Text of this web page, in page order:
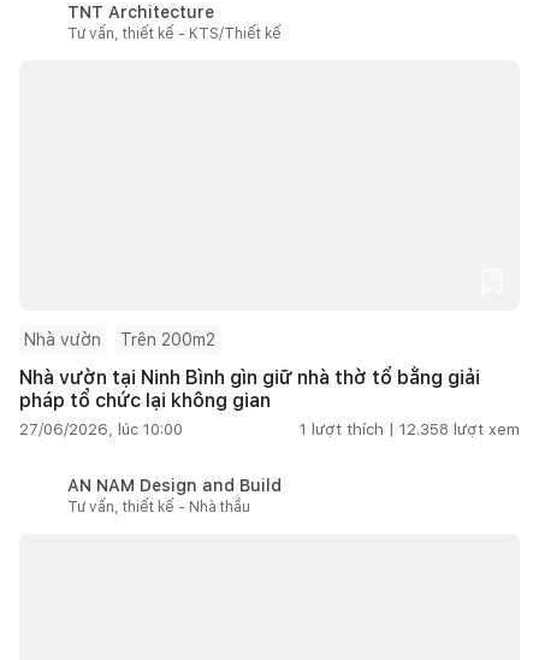
TNT Architecture
Tư vấn, thiết kế - KTS/Thiết kế
Nhà vườn Trên 200m2
Nhà vườn tại Ninh Bình gìn giữ nhà thờ tổ bằng giải
pháp tổ chức lại không gian
27/06/2026, lúc 10:00 1 lượt thích | 12.358 lượt xem
AN NAM Design and Build
Tư vấn, thiết kế - Nhà thầu